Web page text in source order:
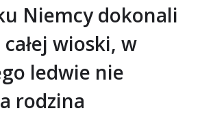
Niemcy dokonali
wioski, w
ledwie nie
rodzina